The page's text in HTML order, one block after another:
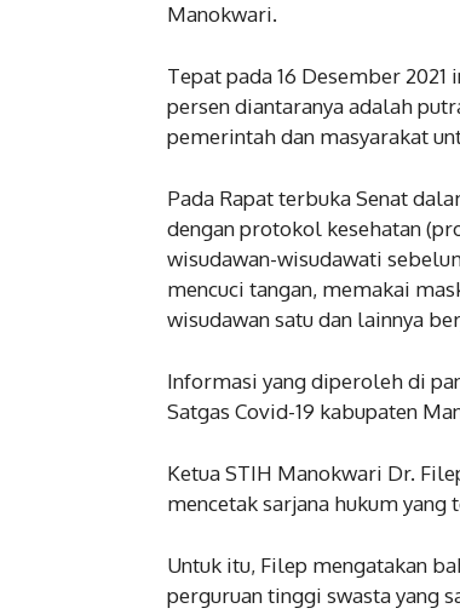
Manokwari.
Tepat pada 16 Desember
persen diantaranya adalah
pemerintah dan masyarakat
Pada Rapat terbuka Senat
dengan protokol kesehatan
wisudawan-wisudawati
mencuci tangan, memakai
wisudawan satu dan lainnya
Informasi yang diperoleh di
Satgas Covid-19 kabupaten
Ketua STIH Manokwari Dr.
mencetak sarjana hukum yang
Untuk itu, Filep mengatakan
perguruan tinggi swasta yang